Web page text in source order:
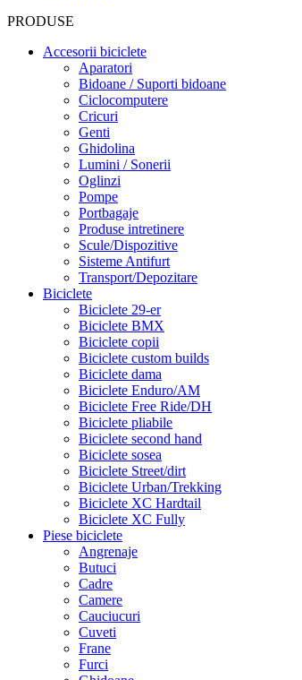
PRODUSE
Accesorii biciclete
Aparatori
Bidoane / Suporti bidoane
Ciclocomputere
Cricuri
Genti
Ghidolina
Lumini / Sonerii
Oglinzi
Pompe
Portbagaje
Produse intretinere
Scule/Dispozitive
Sisteme Antifurt
Transport/Depozitare
Biciclete
Biciclete 29-er
Biciclete BMX
Biciclete copii
Biciclete custom builds
Biciclete dama
Biciclete Enduro/AM
Biciclete Free Ride/DH
Biciclete pliabile
Biciclete second hand
Biciclete sosea
Biciclete Street/dirt
Biciclete Urban/Trekking
Biciclete XC Hardtail
Biciclete XC Fully
Piese biciclete
Angrenaje
Butuci
Cadre
Camere
Cauciucuri
Cuveti
Frane
Furci